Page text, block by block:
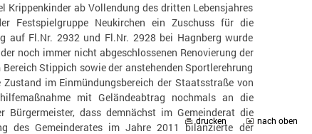
Krippenkinder ab Vollendung des dritten Lebensjahres
Festspielgruppe Neukirchen ein Zuschuss für die
auf Fl.Nr. 2932 und Fl.Nr. 2928 bei Hagnberg wurde
noch immer nicht abgeschlossenen Renovierung der
Stippich sowie der anstehenden Sportlerehrung
im Einmündungsbereich der Staatsstraße von
mit Geländeabtrag nochmals an die
dass demnächst im Gemeinderat die
des Gemeinderates im Jahre 2011 bilanzierte der
drucken nach oben